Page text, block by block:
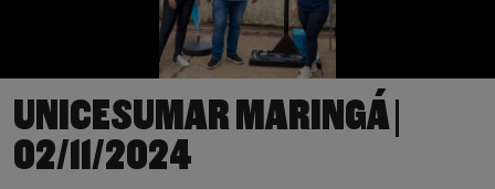
UNICESUMAR MARINGÁ |
02/11/2024